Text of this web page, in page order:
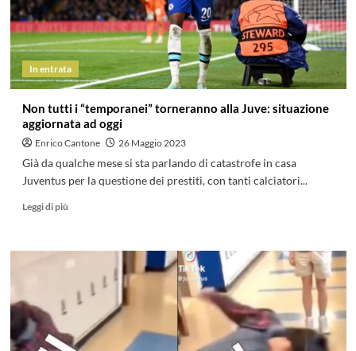
In entrata
Non tutti i “temporanei” torneranno alla Juve: situazione
aggiornata ad oggi
Enrico Cantone 26 Maggio 2023
Già da qualche mese si sta parlando di catastrofe in casa
Juventus per la questione dei prestiti, con tanti calciatori...
Leggi di più